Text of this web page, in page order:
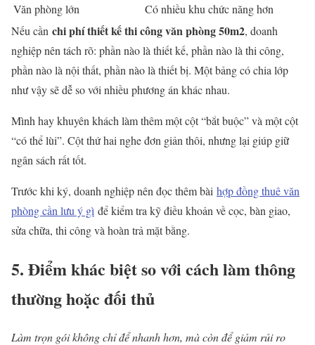
Văn phòng lớn
Có nhiều khu chức năng hơn
Nếu cần chi phí thiết kế thi công văn phòng 50m2, doanh
nghiệp nên tách rõ: phần nào là thiết kế, phần nào là thi công,
phần nào là nội thất, phần nào là thiết bị. Một bảng có chia lớp
như vậy sẽ dễ so với nhiều phương án khác nhau.
Mình hay khuyên khách làm thêm một cột “bắt buộc” và một cột
“có thể lùi”. Cột thứ hai nghe đơn giản thôi, nhưng lại giúp giữ
ngân sách rất tốt.
Trước khi ký, doanh nghiệp nên đọc thêm bài hợp đồng thuê văn
phòng cần lưu ý gì để kiểm tra kỹ điều khoản về cọc, bàn giao,
sửa chữa, thi công và hoàn trả mặt bằng.
5. Điểm khác biệt so với cách làm thông
thường hoặc đối thủ
Làm trọn gói không chỉ để nhanh hơn, mà còn để giảm rủi ro